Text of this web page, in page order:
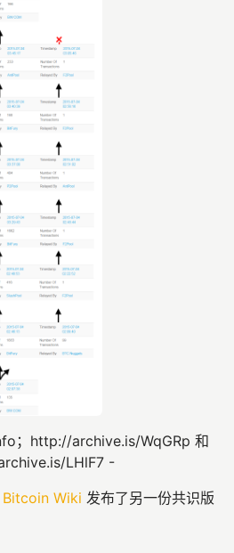
；http://archive.is/WqGRp 和
LHlF7 -
Bitcoin Wiki 发布了另一份共识版